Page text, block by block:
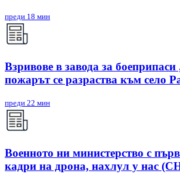
преди 18 мин
Взривове в завода за
пожарът се разраства към село
преди 22 мин
Военното ни министерство с
кадри на дрона, нахлул у нас